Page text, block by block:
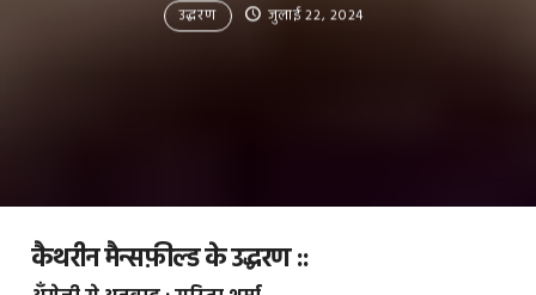
उद्धरण जुलाई 22, 2024
कैथरीन मैन्सफ़ील्ड के उद्धरण ::